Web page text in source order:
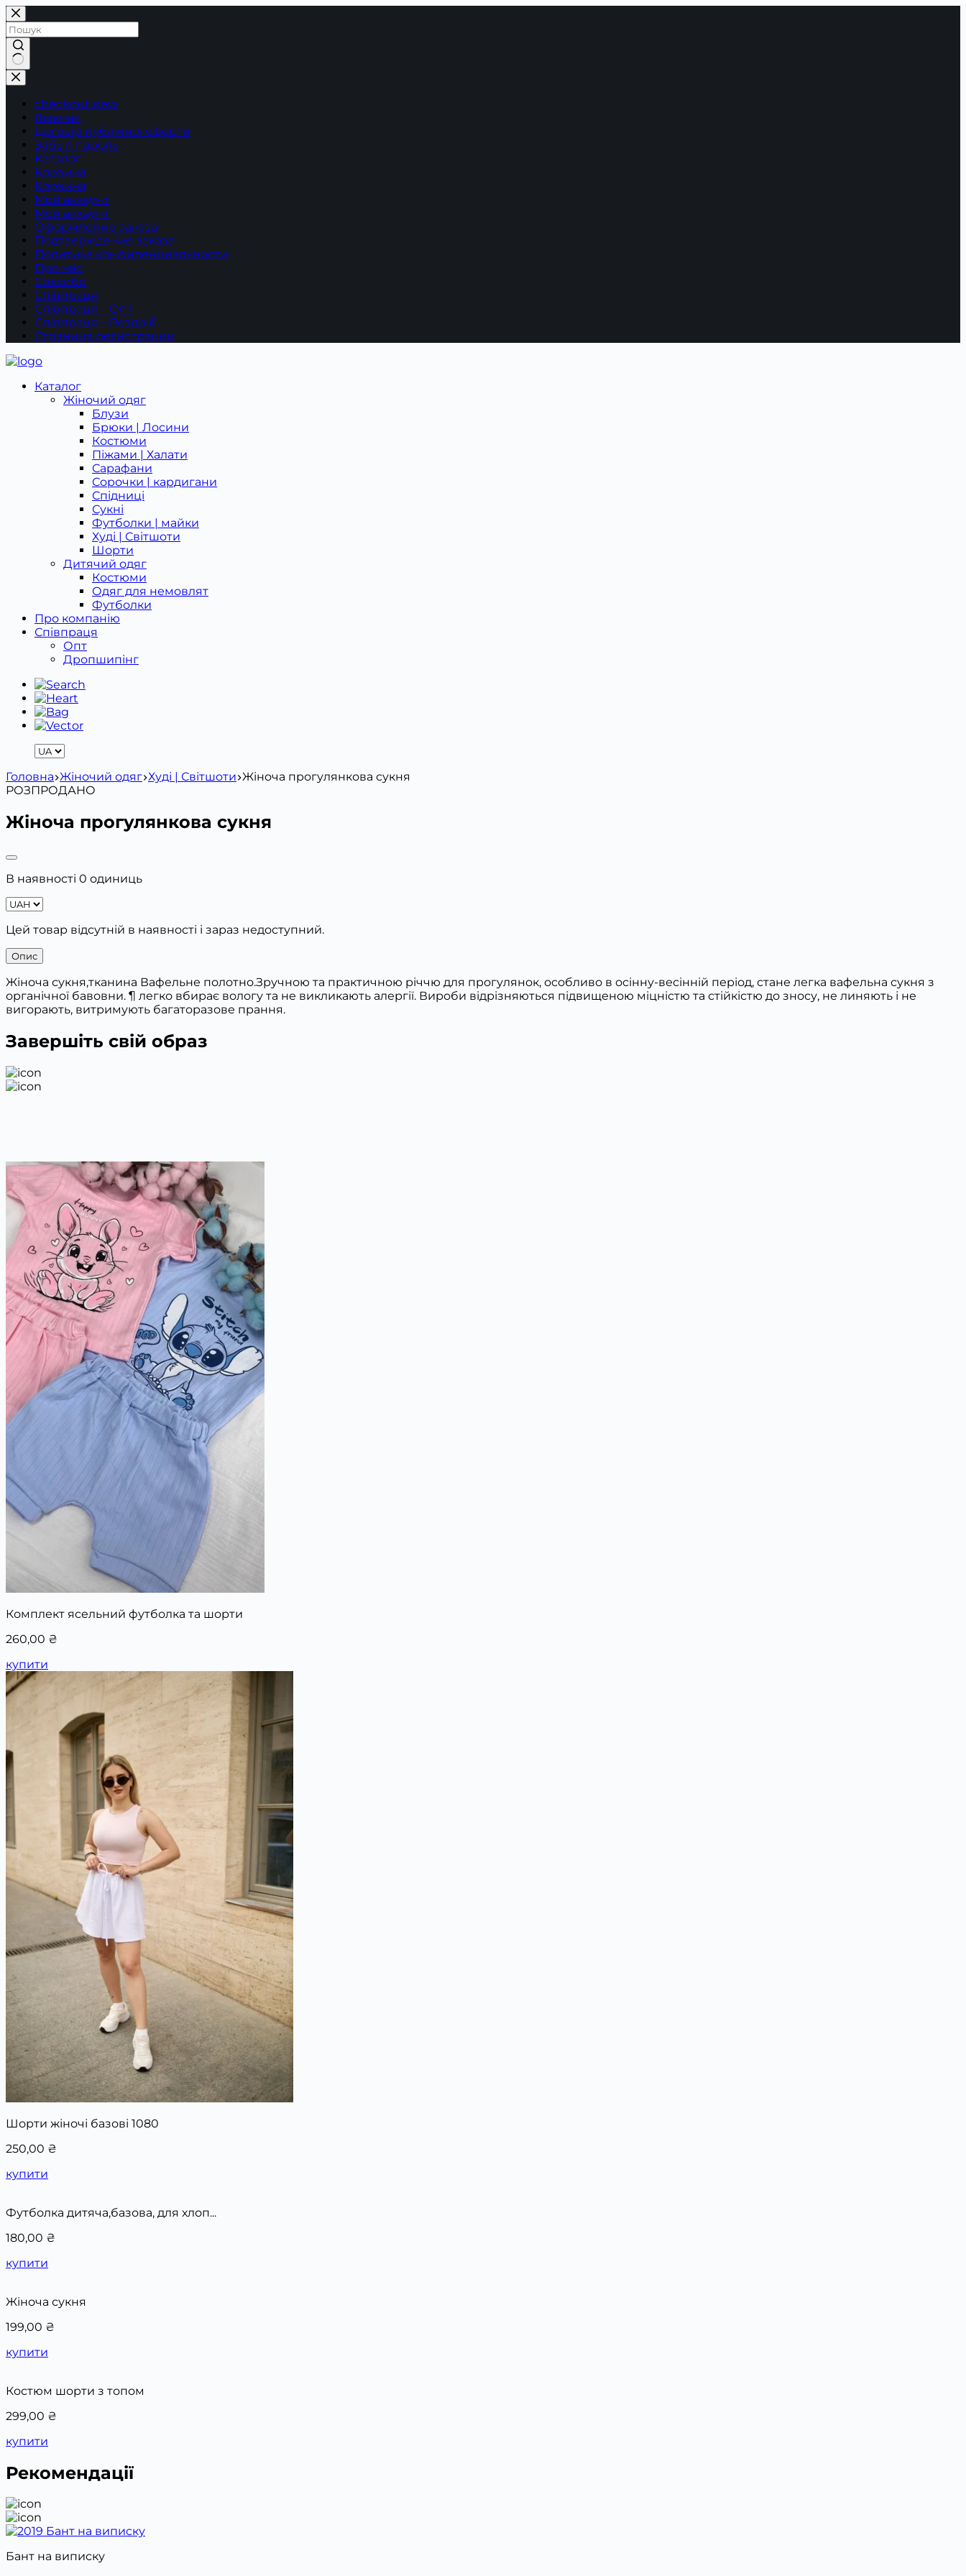
Перейти
до
вмісту
Немає
результатів
checkout new
Главная
Договір публічної оферти
Забыл пароль
Каталог
Корзина
Корзина
Мой аккаунт
Мой аккаунт
Оформление заказа
Подтверждение заказа
Политика конфиденциальности
Про нас
Спасибо
Співпраця
Співпраця – Опт
Співпраця – Роздріб
Страница регистрации
Каталог
Жіночий одяг
Блузи
Брюки | Лосини
Костюми
Піжами | Халати
Сарафани
Сорочки | кардигани
Спідниці
Сукні
Футболки | майки
Худі | Світшоти
Шорти
Дитячий одяг
Костюми
Одяг для немовлят
Футболки
Про компанію
Співпраця
Опт
Дропшипінг
Головна Жіночий одяг Худі | Світшоти Жіноча прогулянкова сукня
РОЗПРОДАНО
Жіноча прогулянкова сукня
В наявності 0 одиниць
Цей товар відсутній в наявності і зараз недоступний.
Опис
Жіноча сукня,тканина Вафельне полотно.Зручною та практичною річчю для прогулянок, особливо в осінну-весінній період, стане легка вафельна сукня з
органічної бавовни. ¶ легко вбирає вологу та не викликають алергії. Вироби відрізняються підвищеною міцністю та стійкістю до зносу, не линяють і не
вигорають, витримують багаторазове прання.
Завершіть свій образ
Комплект ясельний футболка та шорти
260,00 ₴
купити
Шорти жіночі базові 1080
250,00 ₴
купити
Футболка дитяча,базова, для хлоп...
180,00 ₴
купити
Жіноча сукня
199,00 ₴
купити
Костюм шорти з топом
299,00 ₴
купити
Рекомендації
Бант на виписку